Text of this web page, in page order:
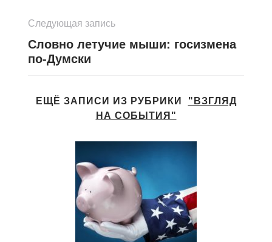
Следующая запись
Словно летучие мыши: госизмена
по-Думски
ЕЩЁ ЗАПИСИ ИЗ РУБРИКИ "ВЗГЛЯД
НА СОБЫТИЯ"